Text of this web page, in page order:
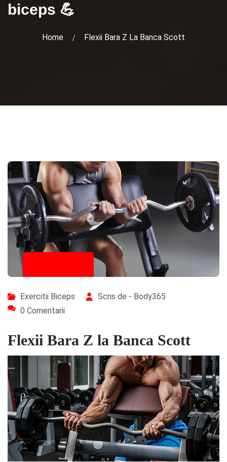
biceps 💪
Home Flexii Bara Z La Banca Scott
Exercitii Biceps
Scris de - Body365
0 Comentarii
Flexii Bara Z la Banca Scott